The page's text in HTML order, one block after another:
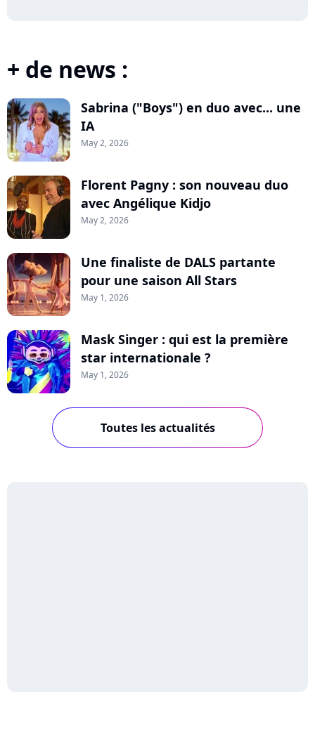
+ de news :
Sabrina ("Boys") en duo avec... une
IA
May 2, 2026
Florent Pagny : son nouveau duo
avec Angélique Kidjo
May 2, 2026
Une finaliste de DALS partante
pour une saison All Stars
May 1, 2026
Mask Singer : qui est la première
star internationale ?
May 1, 2026
Toutes les actualités